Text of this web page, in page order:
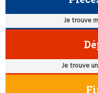
Je trouve
Je trouve